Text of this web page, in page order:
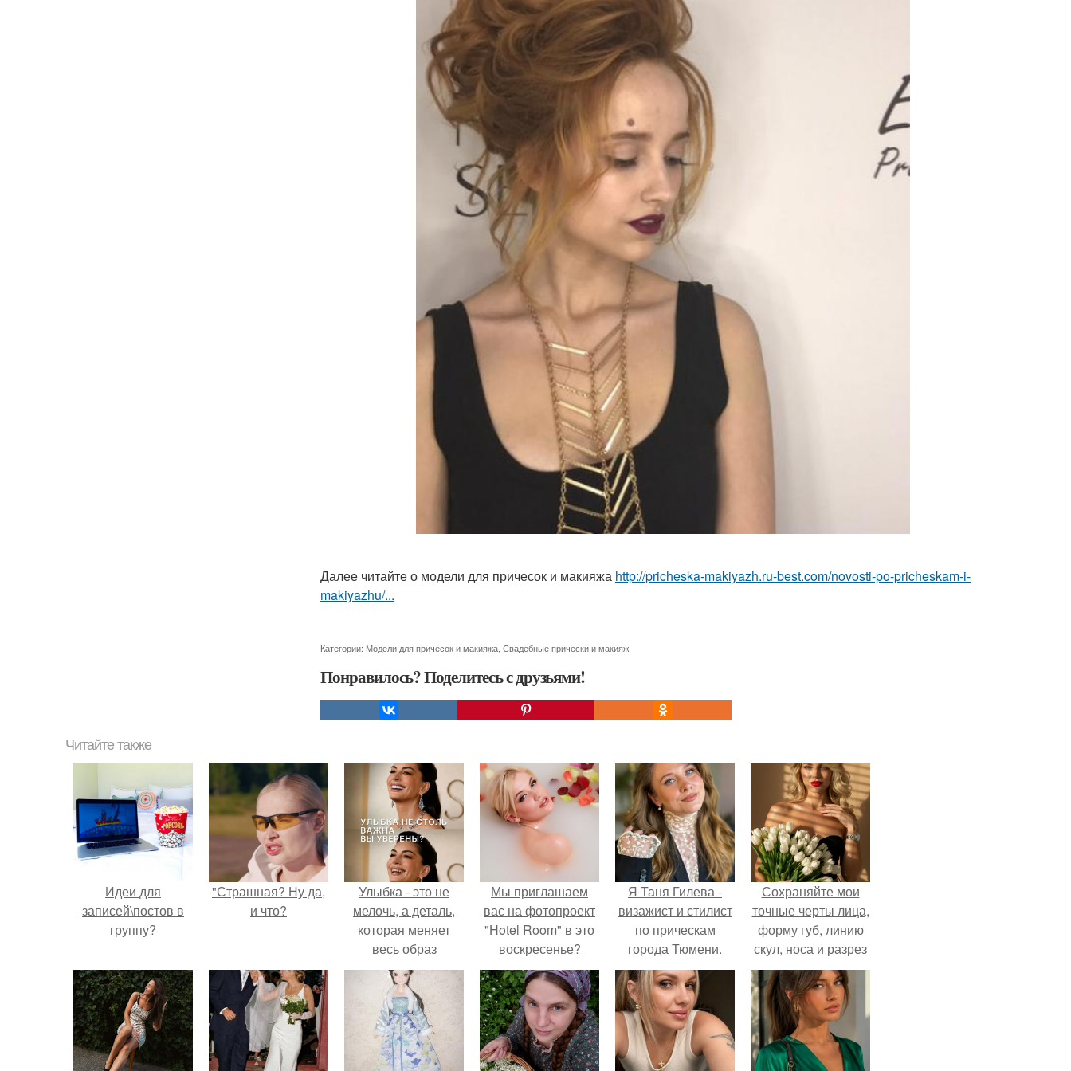
Далее читайте о модели для причесок и макияжа http://pricheska-makiyazh.ru-best.com/novosti-po-pricheskam-i-
makiyazhu/...
Категории: Модели для причесок и макияжа Свадебные прически и макияж
Понравилось? Поделитесь с друзьями!
Читайте также
Идеи для
записей\постов в
группу?
"Страшная? Ну да,
и что?
Улыбка - это не
мелочь, а деталь,
которая меняет
весь образ
человека.
Мы приглашаем
вас на фотопроект
"Hotel Room" в это
воскресенье?
Я Таня Гилева -
визажист и стилист
по прическам
города Тюмени.
Сохраняйте мои
точные черты лица,
форму губ, линию
скул, носа и разрез
глаз.